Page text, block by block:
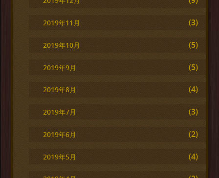
2019年11月 (3)
2019年10月 (5)
2019年9月 (5)
2019年8月 (4)
2019年7月 (3)
2019年6月 (2)
2019年5月 (4)